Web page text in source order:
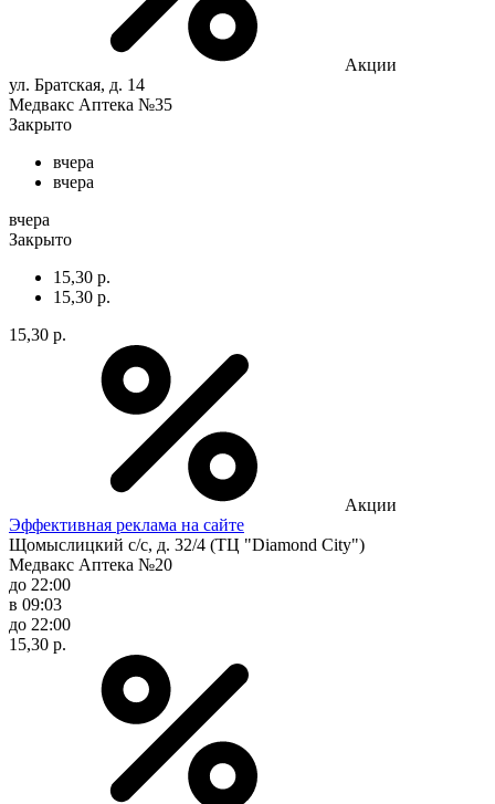
Акции
ул. Братская, д. 14
Медвакс Аптека №35
Закрыто
вчера
вчера
вчера
Закрыто
15,30 р.
15,30 р.
15,30 р.
Акции
Эффективная реклама на сайте
Щомыслицкий с/с, д. 32/4 (ТЦ "Diamond City")
Медвакс Аптека №20
до 22:00
в 09:03
до 22:00
15,30 р.